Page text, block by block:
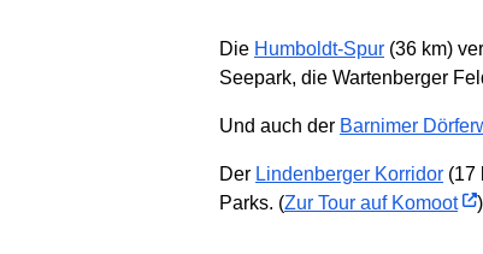
Die Humboldt-Spur (36 km)
Seepark, die Wartenberger
Und auch der Barnimer
Der Lindenberger Korridor (17
Parks. (Zur Tour auf Komoot )